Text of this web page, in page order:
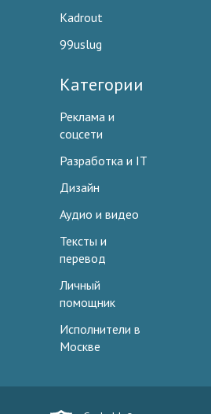
Kadrout
99uslug
Категории
Реклама и
соцсети
Разработка и IT
Дизайн
Аудио и видео
Тексты и
перевод
Личный
помощник
Исполнители в
Москве